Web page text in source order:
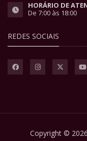
HORÁRIO DE
De 7:00 às 18:00
REDES SOCIAIS
Copyright ©